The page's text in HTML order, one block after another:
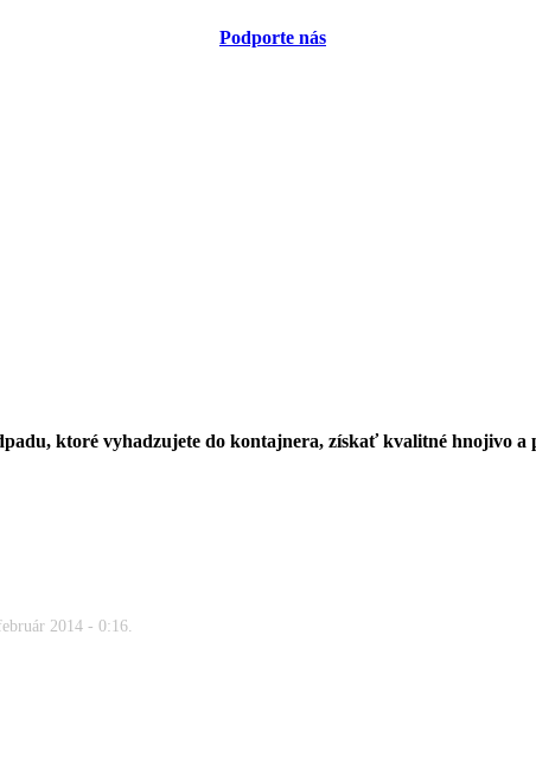
Podporte nás
ktoré vyhadzujete do kontajnera, získať kvalitné hnojivo
2014 - 0:16.